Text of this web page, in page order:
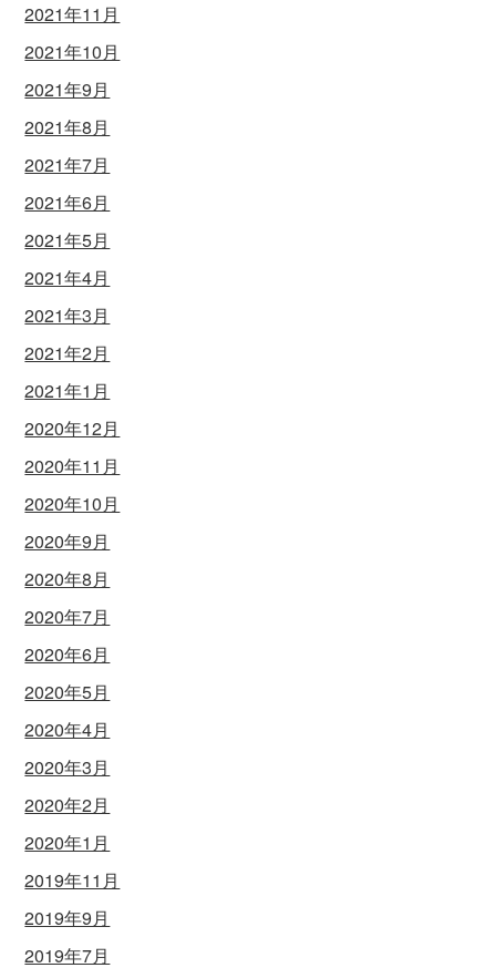
2021年11月
2021年10月
2021年9月
2021年8月
2021年7月
2021年6月
2021年5月
2021年4月
2021年3月
2021年2月
2021年1月
2020年12月
2020年11月
2020年10月
2020年9月
2020年8月
2020年7月
2020年6月
2020年5月
2020年4月
2020年3月
2020年2月
2020年1月
2019年11月
2019年9月
2019年7月